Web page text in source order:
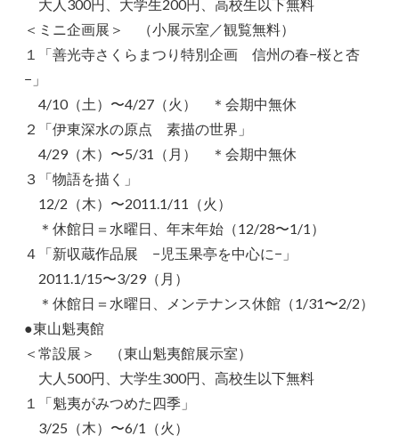
大人300円、大学生200円、高校生以下無料
＜ミニ企画展＞ （小展示室／観覧無料）
１「善光寺さくらまつり特別企画 信州の春−桜と杏
−」
4/10（土）〜4/27（火） ＊会期中無休
２「伊東深水の原点 素描の世界」
4/29（木）〜5/31（月） ＊会期中無休
３「物語を描く」
12/2（木）〜2011.1/11（火）
＊休館日＝水曜日、年末年始（12/28〜1/1）
４「新収蔵作品展 −児玉果亭を中心に−」
2011.1/15〜3/29（月）
＊休館日＝水曜日、メンテナンス休館（1/31〜2/2）
●東山魁夷館
＜常設展＞ （東山魁夷館展示室）
大人500円、大学生300円、高校生以下無料
１「魁夷がみつめた四季」
3/25（木）〜6/1（火）